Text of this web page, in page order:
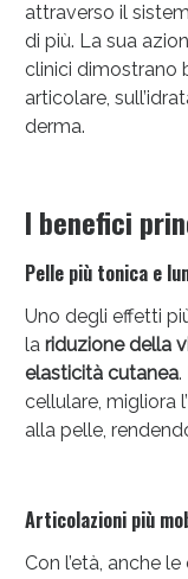
attraverso il
di più. La sua
clinici dimostrano
articolare,
derma.
I benefici
Pelle più tonica e
Uno degli effetti
la riduzione della
elasticità cutanea.
cellulare, migliora
alla pelle,
Articolazioni più
Con l’età, anche
Benessere